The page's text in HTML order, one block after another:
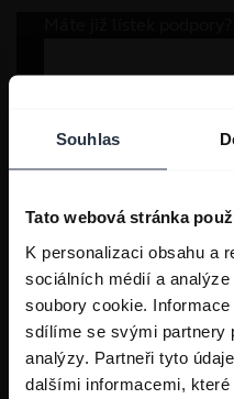
Souhlas
Tato webová stránka
K personalizaci obsahu a
sociálních médií a
soubory cookie.
sdílíme se svými partnery
analýzy. Partneři tyto
dalšími informacemi,